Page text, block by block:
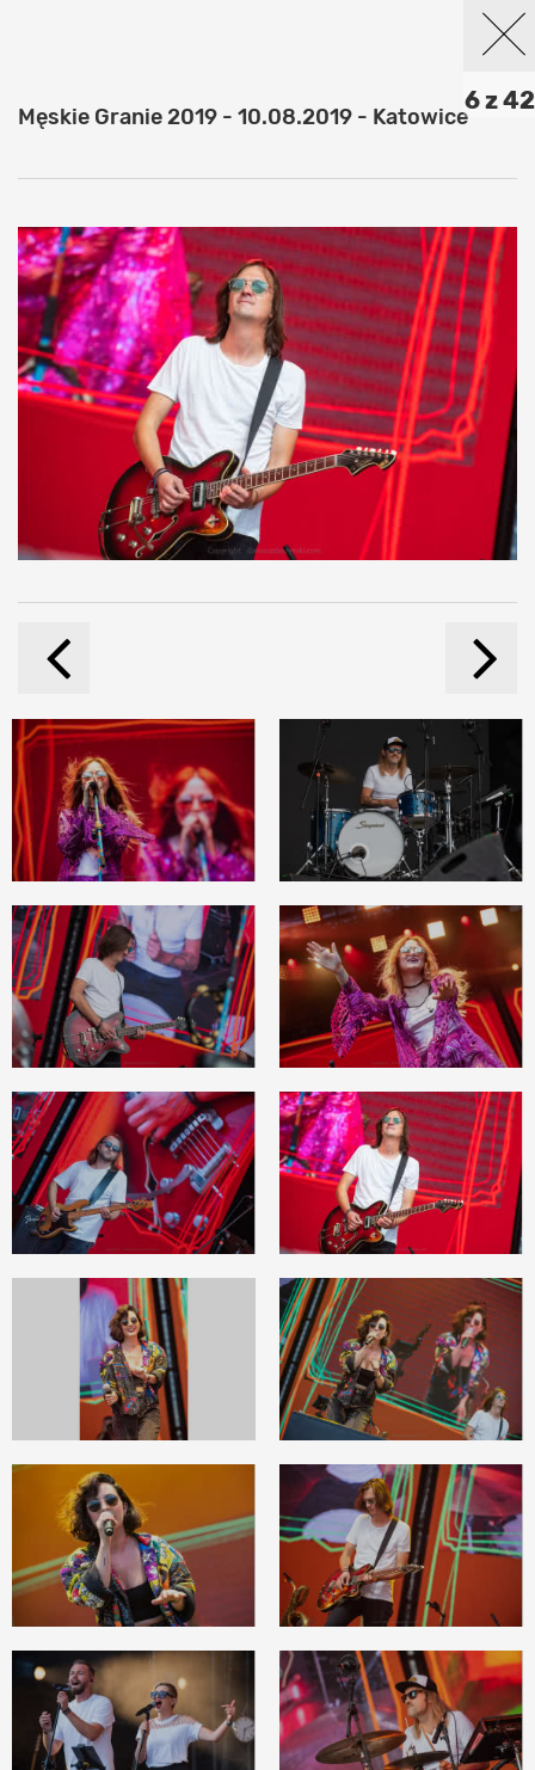
6 z 42
Męskie Granie 2019 - 10.08.2019 - Katowice